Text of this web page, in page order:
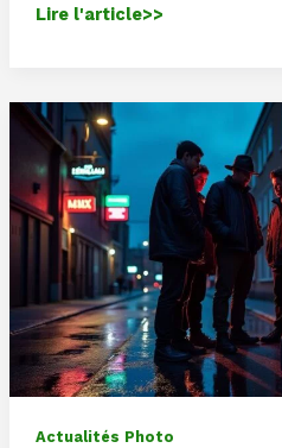
Photographe
boostez
votre
image
de
marque
Lire l'article>>
Actualités Photo